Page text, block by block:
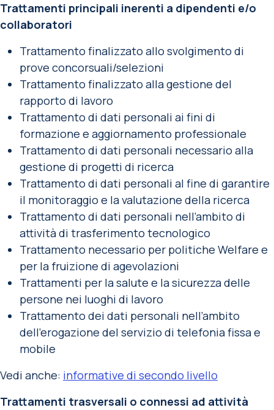
Trattamenti principali inerenti a dipendenti e/o
collaboratori
Trattamento finalizzato allo svolgimento di
prove concorsuali/selezioni
Trattamento finalizzato alla gestione del
rapporto di lavoro
Trattamento di dati personali ai fini di
formazione e aggiornamento professionale
Trattamento di dati personali necessario alla
gestione di progetti di ricerca
Trattamento di dati personali al fine di garantire
il monitoraggio e la valutazione della ricerca
Trattamento di dati personali nell’ambito di
attività di trasferimento tecnologico
Trattamento necessario per politiche Welfare e
per la fruizione di agevolazioni
Trattamenti per la salute e la sicurezza delle
persone nei luoghi di lavoro
Trattamento dei dati personali nell’ambito
dell’erogazione del servizio di telefonia fissa e
mobile
Vedi anche: informative di secondo livello
Trattamenti trasversali o connessi ad attività